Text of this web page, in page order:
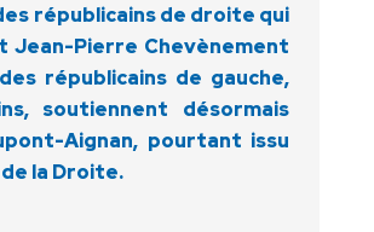
républicains de droite qui
Jean-Pierre Chevènement
républicains de gauche,
soutiennent désormais
Aignan, pourtant issu
la Droite.